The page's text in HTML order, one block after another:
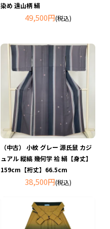
染め 遠山柄 絹
49,500円(税込)
（中古） 小紋 グレー 源氏鼠 カジ
ュアル 縦縞 幾何学 袷 絹【身丈】
159cm【裄丈】66.5cm
38,500円(税込)